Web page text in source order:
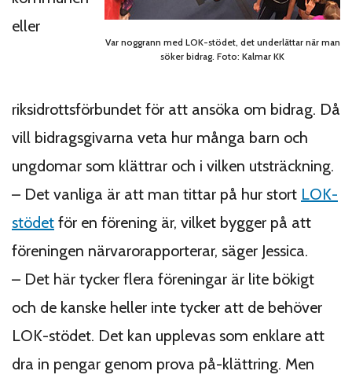
Var noggrann med LOK-stödet, det underlättar när man
söker bidrag. Foto: Kalmar KK
eller
riksidrottsförbundet för att ansöka om bidrag. Då
vill bidragsgivarna veta hur många barn och
ungdomar som klättrar och i vilken utsträckning.
– Det vanliga är att man tittar på hur stort LOK-
stödet för en förening är, vilket bygger på att
föreningen närvarorapporterar, säger Jessica.
– Det här tycker flera föreningar är lite bökigt
och de kanske heller inte tycker att de behöver
LOK-stödet. Det kan upplevas som enklare att
dra in pengar genom prova på-klättring. Men